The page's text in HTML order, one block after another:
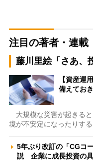
注目の著者・連載
藤川里絵「さあ、
【資産運
備えてお
大規模な災害が起きる
境が不安定になったりす
5年ぶり改訂の「CGコ
説 企業に成長投資の